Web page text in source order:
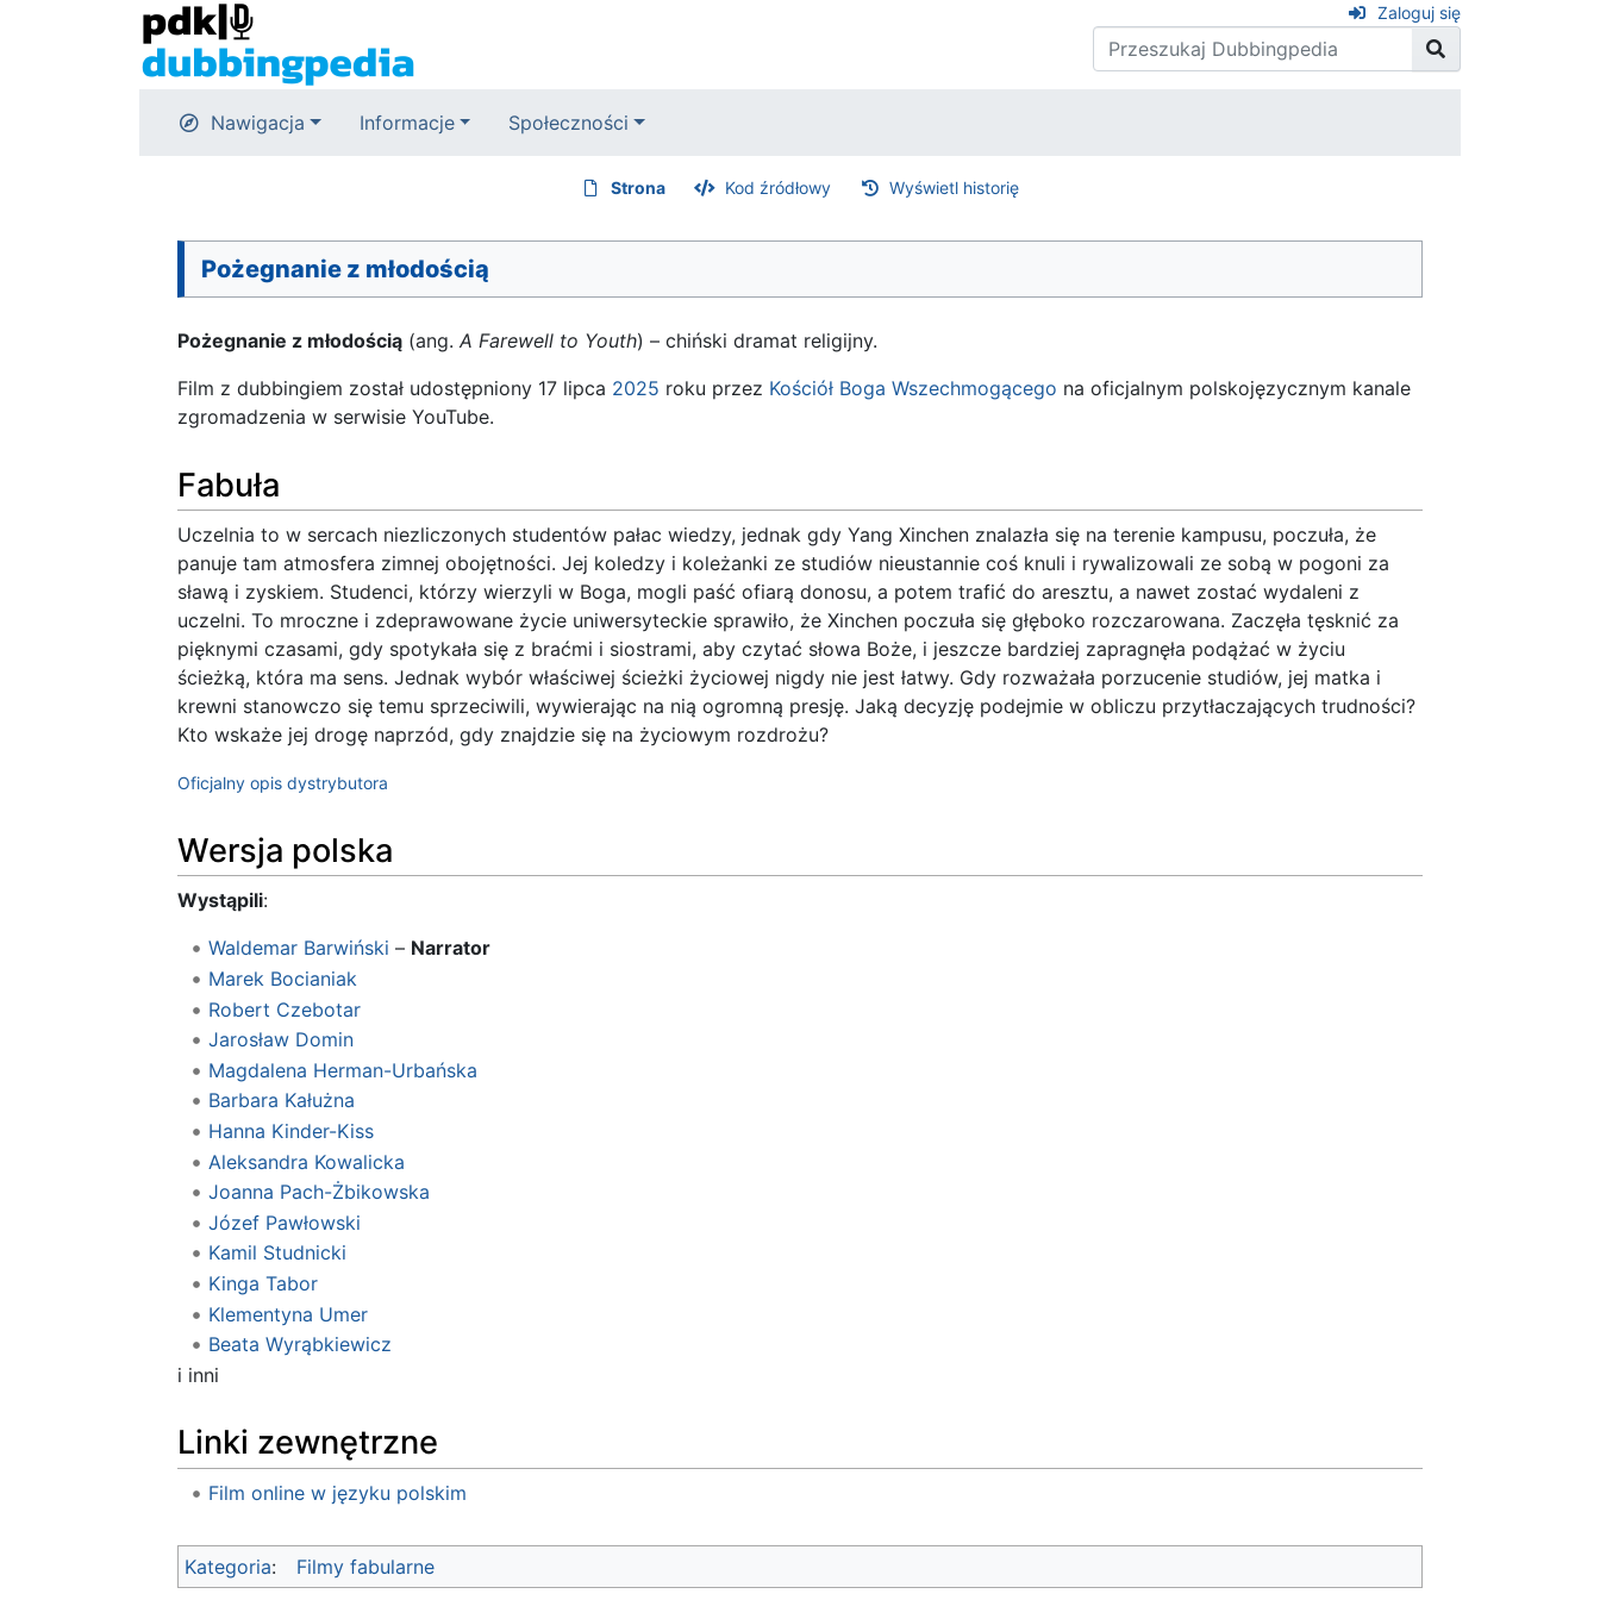
Zaloguj się
Nawigacja Informacje Społeczności
Strona Kod źródłowy Wyświetl historię
Pożegnanie z młodością
Pożegnanie z młodością (ang. A Farewell to Youth) – chiński dramat religijny.
Film z dubbingiem został udostępniony 17 lipca 2025 roku przez Kościół Boga Wszechmogącego na oficjalnym polskojęzycznym kanale
zgromadzenia w serwisie YouTube.
Fabuła
Uczelnia to w sercach niezliczonych studentów pałac wiedzy, jednak gdy Yang Xinchen znalazła się na terenie kampusu, poczuła, że
panuje tam atmosfera zimnej obojętności. Jej koledzy i koleżanki ze studiów nieustannie coś knuli i rywalizowali ze sobą w pogoni za
sławą i zyskiem. Studenci, którzy wierzyli w Boga, mogli paść ofiarą donosu, a potem trafić do aresztu, a nawet zostać wydaleni z
uczelni. To mroczne i zdeprawowane życie uniwersyteckie sprawiło, że Xinchen poczuła się głęboko rozczarowana. Zaczęła tęsknić za
pięknymi czasami, gdy spotykała się z braćmi i siostrami, aby czytać słowa Boże, i jeszcze bardziej zapragnęła podążać w życiu
ścieżką, która ma sens. Jednak wybór właściwej ścieżki życiowej nigdy nie jest łatwy. Gdy rozważała porzucenie studiów, jej matka i
krewni stanowczo się temu sprzeciwili, wywierając na nią ogromną presję. Jaką decyzję podejmie w obliczu przytłaczających trudności?
Kto wskaże jej drogę naprzód, gdy znajdzie się na życiowym rozdrożu?
Oficjalny opis dystrybutora
Wersja polska
Wystąpili:
Waldemar Barwiński – Narrator
Marek Bocianiak
Robert Czebotar
Jarosław Domin
Magdalena Herman-Urbańska
Barbara Kałużna
Hanna Kinder-Kiss
Aleksandra Kowalicka
Joanna Pach-Żbikowska
Józef Pawłowski
Kamil Studnicki
Kinga Tabor
Klementyna Umer
Beata Wyrąbkiewicz
i inni
Linki zewnętrzne
Film online w języku polskim
Kategoria: Filmy fabularne